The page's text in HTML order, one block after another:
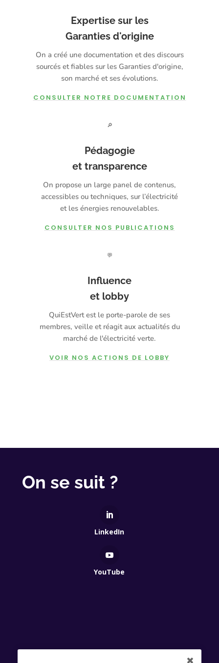
Expertise sur les
Garanties d'origine
On a créé une documentation et des discours
sourcés et fiables sur les Garanties d'origine,
son marché et ses évolutions.
CONSULTER NOTRE DOCUMENTATION
🔎
Pédagogie
et transparence
On propose un large panel de contenus,
accessibles ou techniques, sur l’électricité
et les énergies renouvelables.
CONSULTER NOS PUBLICATIONS
💬
Influence
et lobby
QuiEstVert est le porte-parole de ses
membres, veille et réagit aux actualités du
marché de l'électricité verte.
VOIR NOS ACTIONS DE LOBBY
On se suit ?
LinkedIn
YouTube